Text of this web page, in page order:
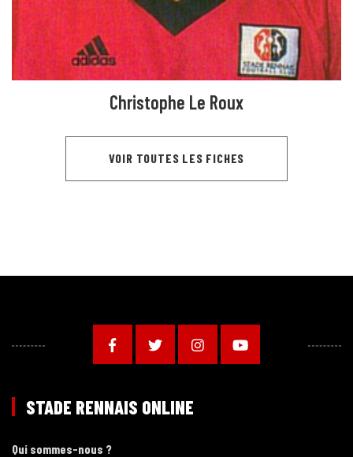
Christophe Le Roux
VOIR TOUTES LES FICHES
STADE RENNAIS ONLINE
Qui sommes-nous ?